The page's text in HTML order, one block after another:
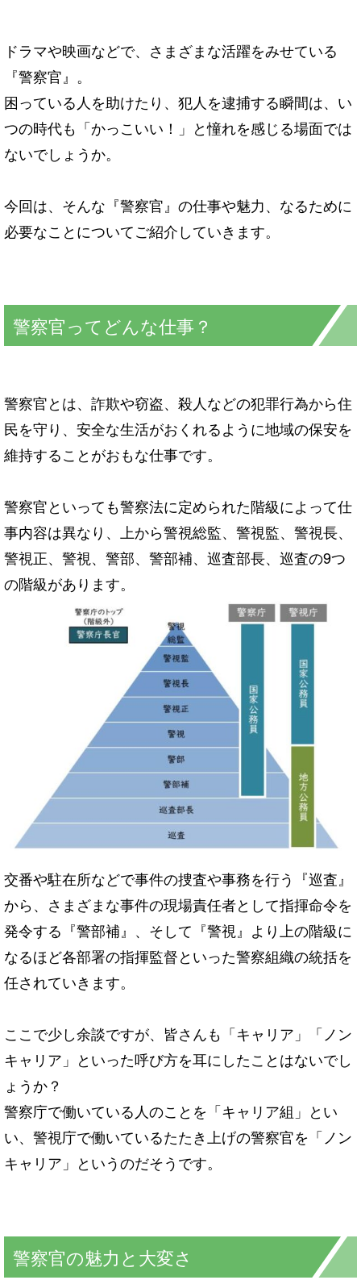
ドラマや映画などで、さまざまな活躍をみせている
『警察官』。
困っている人を助けたり、犯人を逮捕する瞬間は、い
つの時代も「かっこいい！」と憧れを感じる場面では
ないでしょうか。
今回は、そんな『警察官』の仕事や魅力、なるために
必要なことについてご紹介していきます。
警察官ってどんな仕事？
警察官とは、詐欺や窃盗、殺人などの犯罪行為から住
民を守り、安全な生活がおくれるように地域の保安を
維持することがおもな仕事です。
警察官といっても警察法に定められた階級によって仕
事内容は異なり、上から警視総監、警視監、警視長、
警視正、警視、警部、警部補、巡査部長、巡査の9つ
の階級があります。
交番や駐在所などで事件の捜査や事務を行う『巡査』
から、さまざまな事件の現場責任者として指揮命令を
発令する『警部補』、そして『警視』より上の階級に
なるほど各部署の指揮監督といった警察組織の統括を
任されていきます。
ここで少し余談ですが、皆さんも「キャリア」「ノン
キャリア」といった呼び方を耳にしたことはないでし
ょうか？
警察庁で働いている人のことを「キャリア組」とい
い、警視庁で働いているたたき上げの警察官を「ノン
キャリア」というのだそうです。
警察官の魅力と大変さ